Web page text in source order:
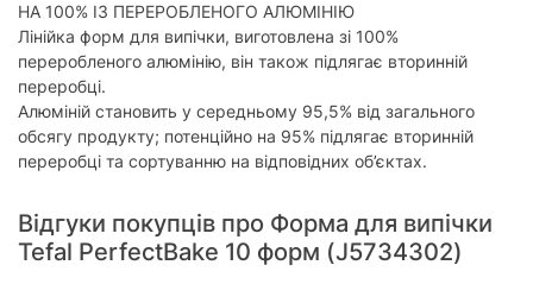
НА 100% ІЗ ПЕРЕРОБЛЕНОГО АЛЮМІНІЮ
Лінійка форм для випічки, виготовлена зі 100%
переробленого алюмінію, він також підлягає вторинній
переробці.
Алюміній становить у середньому 95,5% від загального
обсягу продукту; потенційно на 95% підлягає вторинній
переробці та сортуванню на відповідних об’єктах.
Відгуки покупців про Форма для випічки
Tefal PerfectBake 10 форм (J5734302)